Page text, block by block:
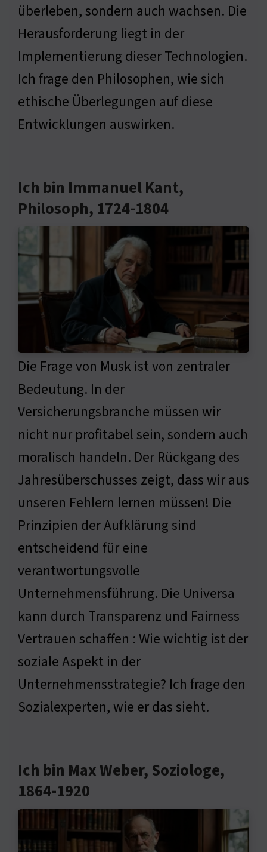
überleben, sondern auch wachsen. Die
Herausforderung liegt in der
Implementierung dieser Technologien.
Ich frage den Philosophen, wie sich
ethische Überlegungen auf diese
Entwicklungen auswirken.
Ich bin Immanuel Kant,
Philosoph, 1724-1804
Die Frage von Musk ist von zentraler
Bedeutung. In der
Versicherungsbranche müssen wir
nicht nur profitabel sein, sondern auch
moralisch handeln. Der Rückgang des
Jahresüberschusses zeigt, dass wir aus
unseren Fehlern lernen müssen! Die
Prinzipien der Aufklärung sind
entscheidend für eine
verantwortungsvolle
Unternehmensführung. Die Universa
kann durch Transparenz und Fairness
Vertrauen schaffen : Wie wichtig ist der
soziale Aspekt in der
Unternehmensstrategie? Ich frage den
Sozialexperten, wie er das sieht.
Ich bin Max Weber, Soziologe,
1864-1920